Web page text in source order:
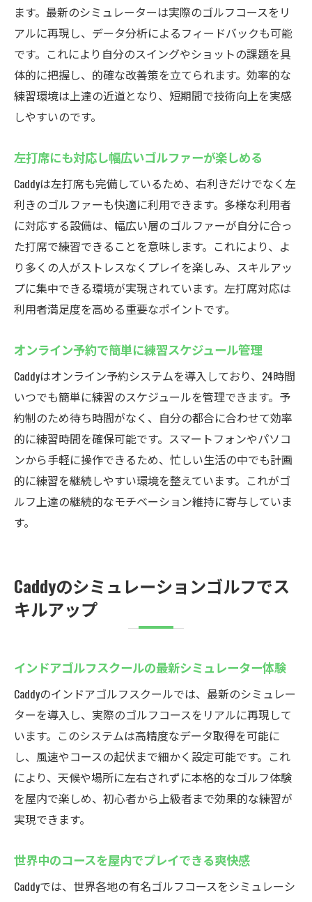
ます。最新のシミュレーターは実際のゴルフコースをリ
アルに再現し、データ分析によるフィードバックも可能
です。これにより自分のスイングやショットの課題を具
体的に把握し、的確な改善策を立てられます。効率的な
練習環境は上達の近道となり、短期間で技術向上を実感
しやすいのです。
左打席にも対応し幅広いゴルファーが楽しめる
Caddyは左打席も完備しているため、右利きだけでなく左
利きのゴルファーも快適に利用できます。多様な利用者
に対応する設備は、幅広い層のゴルファーが自分に合っ
た打席で練習できることを意味します。これにより、よ
り多くの人がストレスなくプレイを楽しみ、スキルアッ
プに集中できる環境が実現されています。左打席対応は
利用者満足度を高める重要なポイントです。
オンライン予約で簡単に練習スケジュール管理
Caddyはオンライン予約システムを導入しており、24時間
いつでも簡単に練習のスケジュールを管理できます。予
約制のため待ち時間がなく、自分の都合に合わせて効率
的に練習時間を確保可能です。スマートフォンやパソコ
ンから手軽に操作できるため、忙しい生活の中でも計画
的に練習を継続しやすい環境を整えています。これがゴ
ルフ上達の継続的なモチベーション維持に寄与していま
す。
Caddyのシミュレーションゴルフでス
キルアップ
インドアゴルフスクールの最新シミュレーター体験
Caddyのインドアゴルフスクールでは、最新のシミュレー
ターを導入し、実際のゴルフコースをリアルに再現して
います。このシステムは高精度なデータ取得を可能に
し、風速やコースの起伏まで細かく設定可能です。これ
により、天候や場所に左右されずに本格的なゴルフ体験
を屋内で楽しめ、初心者から上級者まで効果的な練習が
実現できます。
世界中のコースを屋内でプレイできる爽快感
Caddyでは、世界各地の有名ゴルフコースをシミュレーシ